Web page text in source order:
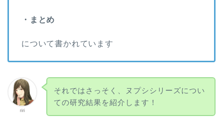
・まとめ
について書かれています
riri
それではさっそく、ヌプシシリーズについ
ての研究結果を紹介します！